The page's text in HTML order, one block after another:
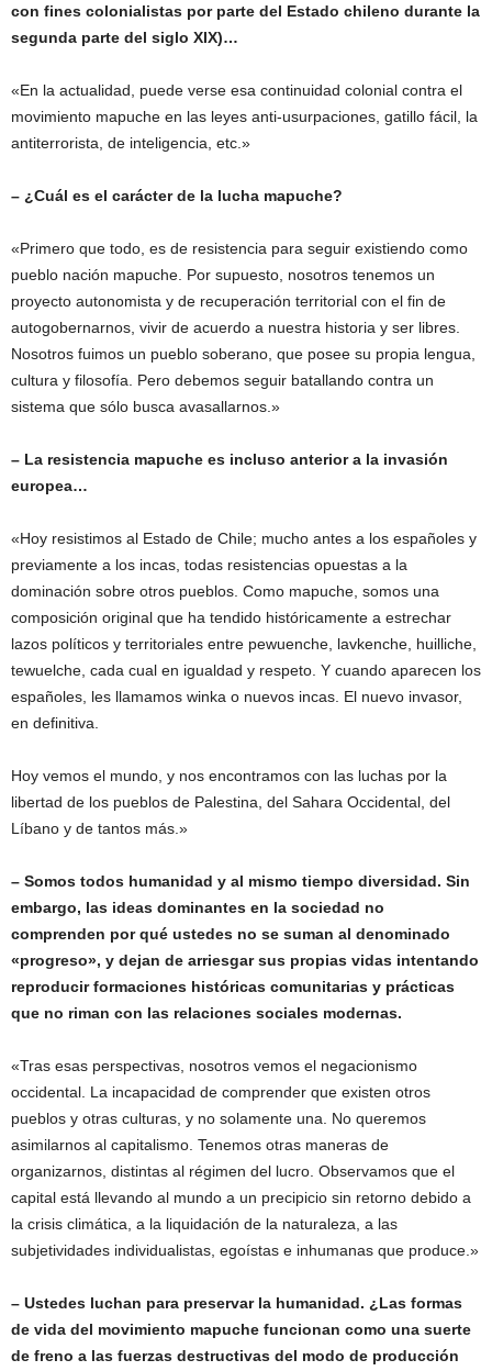
con fines colonialistas por parte del Estado chileno durante la
segunda parte del siglo XIX)…
«En la actualidad, puede verse esa continuidad colonial contra el
movimiento mapuche en las leyes anti-usurpaciones, gatillo fácil, la
antiterrorista, de inteligencia, etc.»
– ¿Cuál es el carácter de la lucha mapuche?
«Primero que todo, es de resistencia para seguir existiendo como
pueblo nación mapuche. Por supuesto, nosotros tenemos un
proyecto autonomista y de recuperación territorial con el fin de
autogobernarnos, vivir de acuerdo a nuestra historia y ser libres.
Nosotros fuimos un pueblo soberano, que posee su propia lengua,
cultura y filosofía. Pero debemos seguir batallando contra un
sistema que sólo busca avasallarnos.»
– La resistencia mapuche es incluso anterior a la invasión
europea…
«Hoy resistimos al Estado de Chile; mucho antes a los españoles y
previamente a los incas, todas resistencias opuestas a la
dominación sobre otros pueblos. Como mapuche, somos una
composición original que ha tendido históricamente a estrechar
lazos políticos y territoriales entre pewuenche, lavkenche, huilliche,
tewuelche, cada cual en igualdad y respeto. Y cuando aparecen los
españoles, les llamamos winka o nuevos incas. El nuevo invasor,
en definitiva.
Hoy vemos el mundo, y nos encontramos con las luchas por la
libertad de los pueblos de Palestina, del Sahara Occidental, del
Líbano y de tantos más.»
– Somos todos humanidad y al mismo tiempo diversidad. Sin
embargo, las ideas dominantes en la sociedad no
comprenden por qué ustedes no se suman al denominado
«progreso», y dejan de arriesgar sus propias vidas intentando
reproducir formaciones históricas comunitarias y prácticas
que no riman con las relaciones sociales modernas.
«Tras esas perspectivas, nosotros vemos el negacionismo
occidental. La incapacidad de comprender que existen otros
pueblos y otras culturas, y no solamente una. No queremos
asimilarnos al capitalismo. Tenemos otras maneras de
organizarnos, distintas al régimen del lucro. Observamos que el
capital está llevando al mundo a un precipicio sin retorno debido a
la crisis climática, a la liquidación de la naturaleza, a las
subjetividades individualistas, egoístas e inhumanas que produce.»
– Ustedes luchan para preservar la humanidad. ¿Las formas
de vida del movimiento mapuche funcionan como una suerte
de freno a las fuerzas destructivas del modo de producción